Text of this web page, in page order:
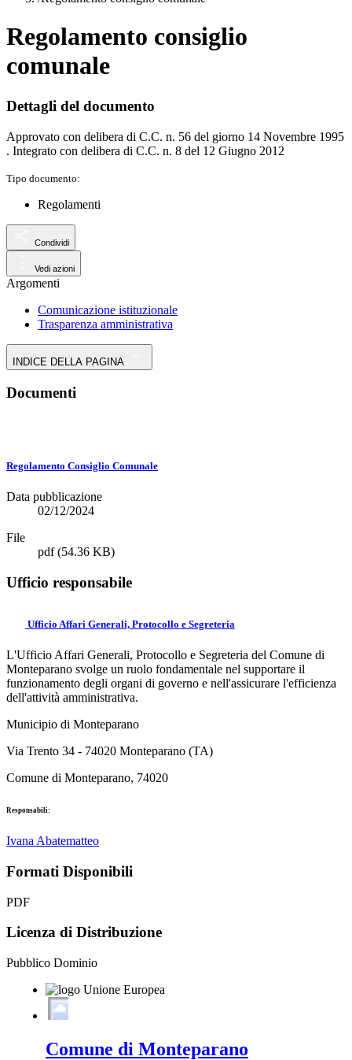
Regolamento consiglio
comunale
Dettagli del documento
Approvato con delibera di C.C. n. 56 del giorno 14 Novembre 1995
. Integrato con delibera di C.C. n. 8 del 12 Giugno 2012
Tipo documento:
Regolamenti
Condividi
Vedi azioni
Argomenti
Comunicazione istituzionale
Trasparenza amministrativa
INDICE DELLA PAGINA
Documenti
Regolamento Consiglio Comunale
Data pubblicazione
02/12/2024
File
pdf(54.36 KB)
Ufficio responsabile
Ufficio Affari Generali, Protocollo e Segreteria
L'Ufficio Affari Generali, Protocollo e Segreteria del Comune di
Monteparano svolge un ruolo fondamentale nel supportare il
funzionamento degli organi di governo e nell'assicurare l'efficienza
dell'attività amministrativa.
Municipio di Monteparano
Via Trento 34 - 74020 Monteparano (TA)
Comune di Monteparano, 74020
Responsabili:
Ivana Abatematteo
Formati Disponibili
PDF
Licenza di Distribuzione
Pubblico Dominio
Comune di Monteparano